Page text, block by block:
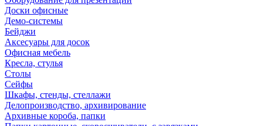
Доски офисные
Демо-системы
Бейджи
Аксесуары для досок
Офисная мебель
Кресла, стулья
Столы
Сейфы
Шкафы, стенды, стеллажи
Делопроизводство, архивирование
Архивные короба, папки